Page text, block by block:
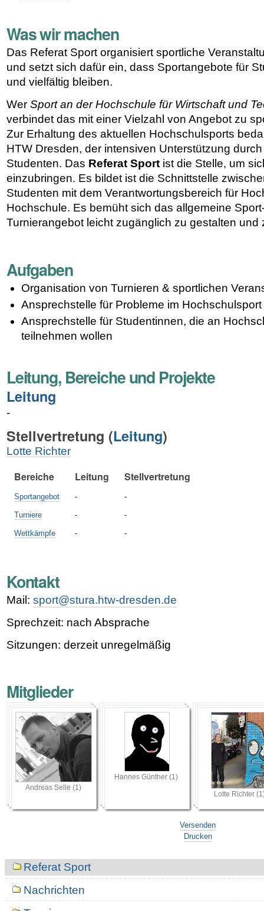
Was wir machen
Das Referat Sport organisiert sportliche
und setzt sich dafür ein, dass Sportangebote für
und vielfältig bleiben.
Wer Sport an der Hochschule für Wirtschaft und
verbindet das mit einer Vielzahl von Angebot zu
Zur Erhaltung des aktuellen Hochschulsports
HTW Dresden, der intensiven Unterstützung
Studenten. Das Referat Sportist die Stelle, um
einzubringen. Es bildet ist die Schnittstelle
Studenten mit dem Verantwortungsbereich für
Hochschule. Es bemüht sich das allgemeine
Turnierangebot leicht zugänglich zu gestalten und
Aufgaben
Organisation von Turnieren & sportlichen
Ansprechstelle für Probleme im Hochschulsport
Ansprechstelle für Studentinnen, die an
teilnehmen wollen
Leitung, Bereiche und Projekte
Leitung
-
Stellvertretung (Leitung)
Lotte Richter
Bereiche Leitung Stellvertretung
Sportangebot - -
Turniere - -
Wettkämpfe - -
Kontakt
Mail: sport@stura.htw-dresden.de
Sprechzeit: nach Absprache
Sitzungen: derzeit unregelmäßig
Mitglieder
Andreas Selle (1)
Hannes Günther (1)
Lotte Richter
Versenden
Drucken
NavigationReferat Sport
Nachrichten